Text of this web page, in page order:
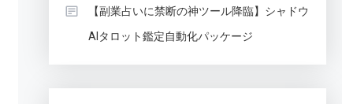
【副業占いに禁断の神ツール降臨】シャドウ
AIタロット鑑定自動化パッケージ